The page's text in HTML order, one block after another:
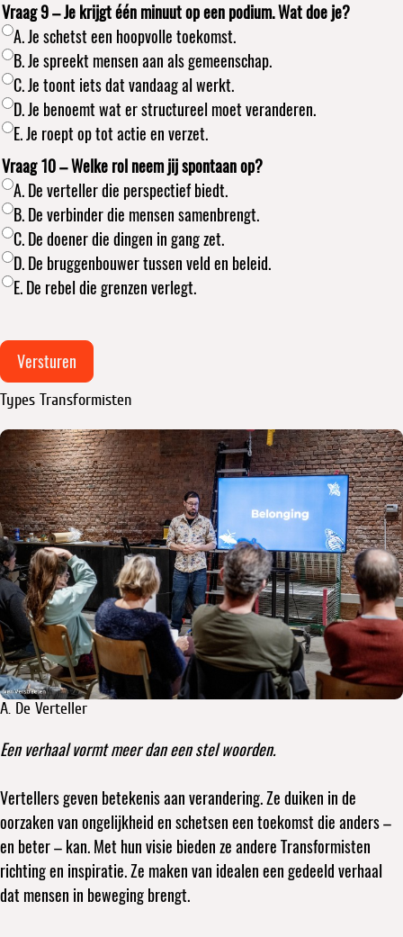
Vraag 9 – Je krijgt één minuut op een podium. Wat doe je?
A. Je schetst een hoopvolle toekomst.
B. Je spreekt mensen aan als gemeenschap.
C. Je toont iets dat vandaag al werkt.
D. Je benoemt wat er structureel moet veranderen.
E. Je roept op tot actie en verzet.
Vraag 10 – Welke rol neem jij spontaan op?
A. De verteller die perspectief biedt.
B. De verbinder die mensen samenbrengt.
C. De doener die dingen in gang zet.
D. De bruggenbouwer tussen veld en beleid.
E. De rebel die grenzen verlegt.
Versturen
Types Transformisten
A. De Verteller
Een verhaal vormt meer dan een stel woorden.
Vertellers geven betekenis aan verandering. Ze duiken in de
oorzaken van ongelijkheid en schetsen een toekomst die anders –
en beter – kan. Met hun visie bieden ze andere Transformisten
richting en inspiratie. Ze maken van idealen een gedeeld verhaal
dat mensen in beweging brengt.